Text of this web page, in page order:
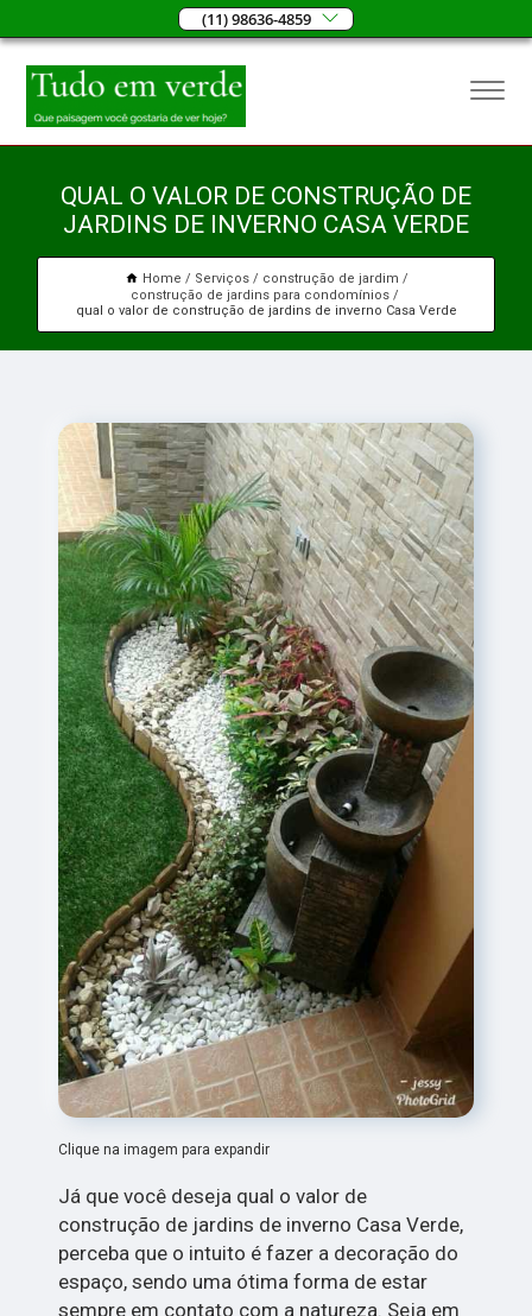
(11) 98636-4859
QUAL O VALOR DE CONSTRUÇÃO DE
JARDINS DE INVERNO CASA VERDE
Home Serviços
construção de jardim
construção de jardins para condomínios
qual o valor de construção de jardins de inverno Casa Verde
Clique na imagem para expandir
Já que você deseja qual o valor de
construção de jardins de inverno Casa Verde,
perceba que o intuito é fazer a decoração do
espaço, sendo uma ótima forma de estar
sempre em contato com a natureza. Seja em